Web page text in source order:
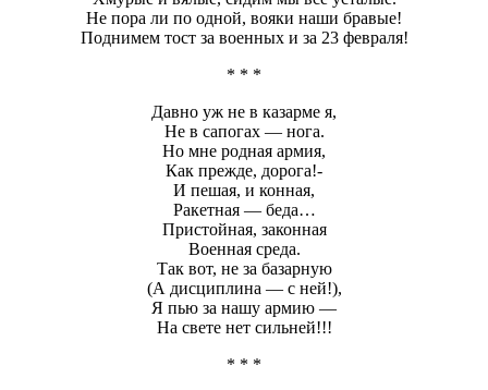
Не пора ли по одной, вояки наши бравые!
Поднимем тост за военных и за 23 февраля!
* * *
Давно уж не в казарме я,
Не в сапогах — нога.
Но мне родная армия,
Как прежде, дорога!-
И пешая, и конная,
Ракетная — беда…
Пристойная, законная
Военная среда.
Так вот, не за базарную
(А дисциплина — с ней!),
Я пью за нашу армию —
На свете нет сильней!!!
* * *